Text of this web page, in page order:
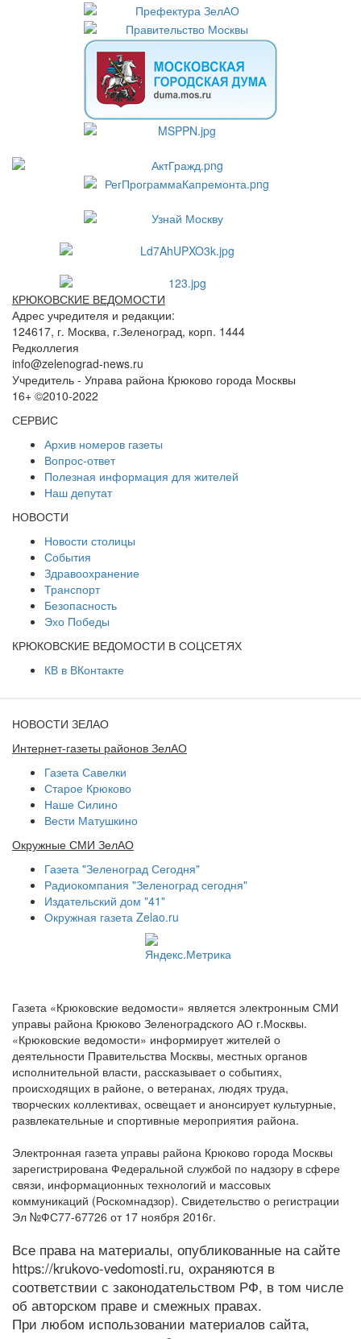
КРЮКОВСКИЕ ВЕДОМОСТИ
Адрес учредителя и редакции:
124617, г. Москва, г.Зеленоград, корп. 1444
Редколлегия
info@zelenograd-news.ru
Учредитель - Управа района Крюково города Москвы
16+ ©2010-2022
СЕРВИС
Архив номеров газеты
Вопрос-ответ
Полезная информация для жителей
Наш депутат
НОВОСТИ
Новости столицы
События
Здравоохранение
Транспорт
Безопасность
Эхо Победы
КРЮКОВСКИЕ ВЕДОМОСТИ В СОЦСЕТЯХ
КВ в ВКонтакте
НОВОСТИ ЗЕЛАО
Интернет-газеты районов ЗелАО
Газета Савелки
Старое Крюково
Наше Силино
Вести Матушкино
Окружные СМИ ЗелАО
Газета "Зеленоград Сегодня"
Радиокомпания "Зеленоград сегодня"
Издательский дом "41"
Окружная газета Zelao.ru
Газета «Крюковские ведомости» является электронным СМИ
управы района Крюково Зеленоградского АО г.Москвы.
«Крюковские ведомости» информирует жителей о
деятельности Правительства Москвы, местных органов
исполнительной власти, рассказывает о событиях,
происходящих в районе, о ветеранах, людях труда,
творческих коллективах, освещает и анонсирует культурные,
развлекательные и спортивные мероприятия района.
Электронная газета управы района Крюково города Москвы
зарегистрирована Федеральной службой по надзору в сфере
связи, информационных технологий и массовых
коммуникаций (Роскомнадзор). Свидетельство о регистрации
Эл №ФС77-67726 от 17 ноября 2016г.
Все права на материалы, опубликованные на сайте
https://krukovo-vedomosti.ru, охраняются в
соответствии с законодательством РФ, в том числе
об авторском праве и смежных правах.
При любом использовании материалов сайта,